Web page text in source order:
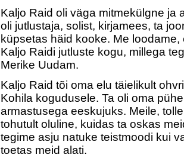
Kaljo Raid oli väga mitmekülgne ja
oli jutlustaja, solist, kirjamees, ta
küpsetas häid kooke. Me loodame,
Kaljo Raidi jutluste kogu, millega
Merike Uudam.
Kaljo Raid tõi oma elu täielikult
Kohila kogudusele. Ta oli oma
armastusega eeskujuks. Meile,
tohutult oluline, kuidas ta oskas
tegime asju natuke teistmoodi kui
toetas meid alati.